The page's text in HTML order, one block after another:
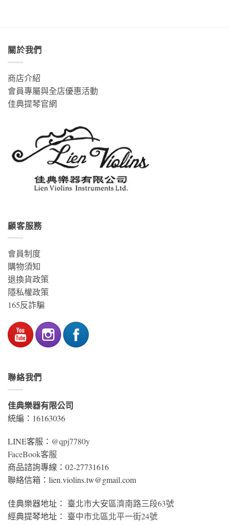
關於我們
商店介紹
會員專屬與全店優惠活動
佳典提琴官網
顧客服務
會員制度
購物須知
退換貨政策
隱私權政策
165反詐騙
聯絡我們
佳典樂器有限公司
統編：16163036
LINE客服： @qpj7780y
FaceBook客服
商品諮詢專線：02-27731616
聯絡信箱：lien.violins.tw@gmail.com
佳典樂器地址： 臺北市大安區濟南路三段63號
經典提琴地址： 臺中市北區北平一街24號